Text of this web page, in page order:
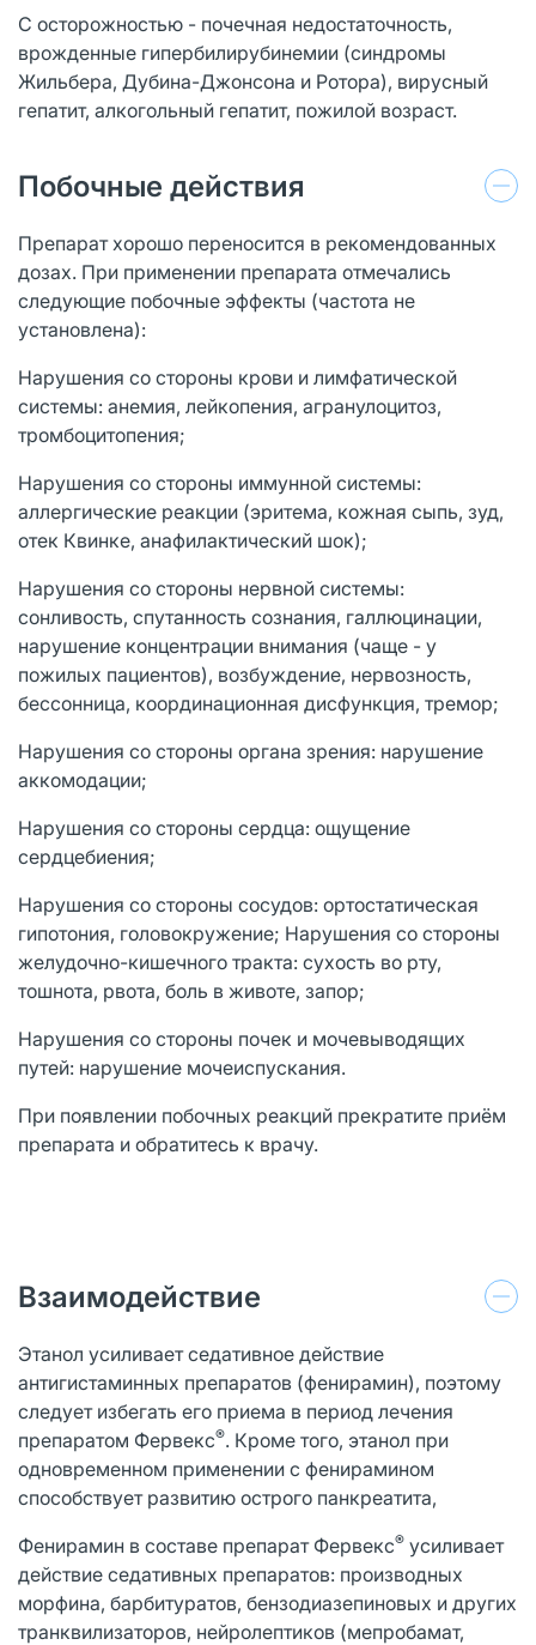
С осторожностью - почечная недостаточность,
врожденные гипербилирубинемии (синдромы
Жильбера, Дубина-Джонсона и Ротора), вирусный
гепатит, алкогольный гепатит, пожилой возраст.
Побочные действия
Препарат хорошо переносится в рекомендованных
дозах. При применении препарата отмечались
следующие побочные эффекты (частота не
установлена):
Нарушения со стороны крови и лимфатической
системы: анемия, лейкопения, агранулоцитоз,
тромбоцитопения;
Нарушения со стороны иммунной системы:
аллергические реакции (эритема, кожная сыпь, зуд,
отек Квинке, анафилактический шок);
Нарушения со стороны нервной системы:
сонливость, спутанность сознания, галлюцинации,
нарушение концентрации внимания (чаще - у
пожилых пациентов), возбуждение, нервозность,
бессонница, координационная дисфункция, тремор;
Нарушения со стороны органа зрения: нарушение
аккомодации;
Нарушения со стороны сердца: ощущение
сердцебиения;
Нарушения со стороны сосудов: ортостатическая
гипотония, головокружение; Нарушения со стороны
желудочно-кишечного тракта: сухость во рту,
тошнота, рвота, боль в животе, запор;
Нарушения со стороны почек и мочевыводящих
путей: нарушение мочеиспускания.
При появлении побочных реакций прекратите приём
препарата и обратитесь к врачу.
Взаимодействие
Этанол усиливает седативное действие
антигистаминных препаратов (фенирамин), поэтому
следует избегать его приема в период лечения
препаратом Фервекс®. Кроме того, этанол при
одновременном применении с фенирамином
способствует развитию острого панкреатита,
Фенирамин в составе препарат Фервекс® усиливает
действие седативных препаратов: производных
морфина, барбитуратов, бензодиазепиновых и других
транквилизаторов, нейролептиков (мепробамат,